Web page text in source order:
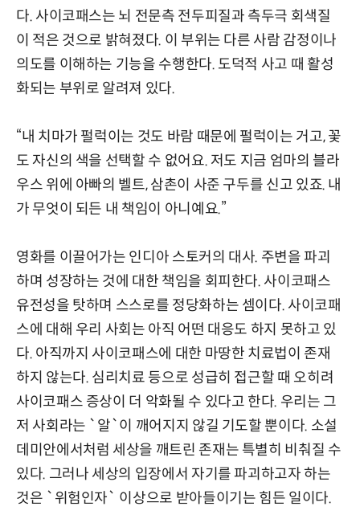
다. 사이코패스는 뇌 전문측 전두피질과 측두극 회색질
이 적은 것으로 밝혀졌다. 이 부위는 다른 사람 감정이나
의도를 이해하는 기능을 수행한다. 도덕적 사고 때 활성
화되는 부위로 알려져 있다.
“내 치마가 펄럭이는 것도 바람 때문에 펄럭이는 거고, 꽃
도 자신의 색을 선택할 수 없어요. 저도 지금 엄마의 블라
우스 위에 아빠의 벨트, 삼촌이 사준 구두를 신고 있죠. 내
가 무엇이 되든 내 책임이 아니예요.”
영화를 이끌어가는 인디아 스토커의 대사. 주변을 파괴
하며 성장하는 것에 대한 책임을 회피한다. 사이코패스
유전성을 탓하며 스스로를 정당화하는 셈이다. 사이코패
스에 대해 우리 사회는 아직 어떤 대응도 하지 못하고 있
다. 아직까지 사이코패스에 대한 마땅한 치료법이 존재
하지 않는다. 심리치료 등으로 성급히 접근할 때 오히려
사이코패스 증상이 더 악화될 수 있다고 한다. 우리는 그
저 사회라는 `알`이 깨어지지 않길 기도할 뿐이다. 소설
데미안에서처럼 세상을 깨트린 존재는 특별히 비춰질 수
있다. 그러나 세상의 입장에서 자기를 파괴하고자 하는
것은 `위험인자` 이상으로 받아들이기는 힘든 일이다.